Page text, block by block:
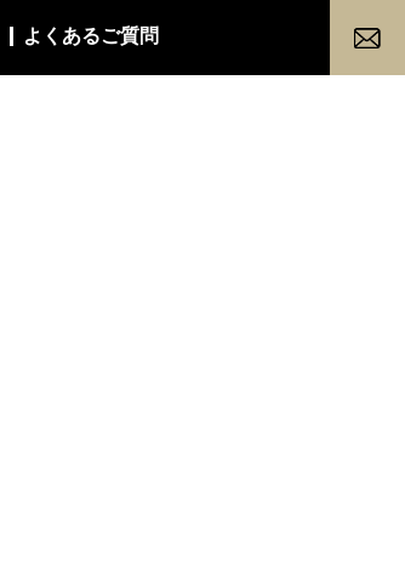
よくあるご質問